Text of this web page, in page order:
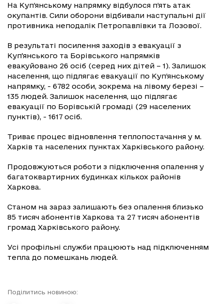
На Куп’янському напрямку відбулося п’ять атак
окупантів. Сили оборони відбивали наступальні дії
противника неподалік Петропавлівки та Лозової.
В результаті посилення заходів з евакуації з
Купʼянського та Борівського напрямків
евакуйовано 26 осіб (серед них дітей – 1). Залишок
населення, що підлягає евакуації по Куп’янському
напрямку, - 6782 особи, зокрема на лівому березі –
135 людей. Залишок населення, що підлягає
евакуації по Борівській громаді (29 населених
пунктів), - 1617 осіб.
Триває процес відновлення теплопостачання у м.
Харків та населених пунктах Харківського району.
Продовжуються роботи з підключення опалення у
багатоквартирних будинках кількох районів
Харкова.
Станом на зараз залишають без опалення близько
85 тисяч абонентів Харкова та 27 тисяч абонентів
громад Харківського району.
Усі профільні служби працюють над підключенням
тепла до помешкань людей.
Поділитись новиною: